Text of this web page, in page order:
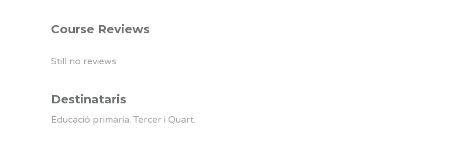
Course Reviews
Still no reviews
Destinataris
Educació primària. Tercer i Quart.